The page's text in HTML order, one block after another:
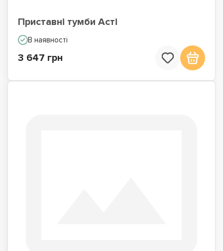
Приставні тумби Асті
В наявності
3 647 грн